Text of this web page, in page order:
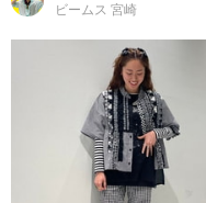
ビームス 宮崎